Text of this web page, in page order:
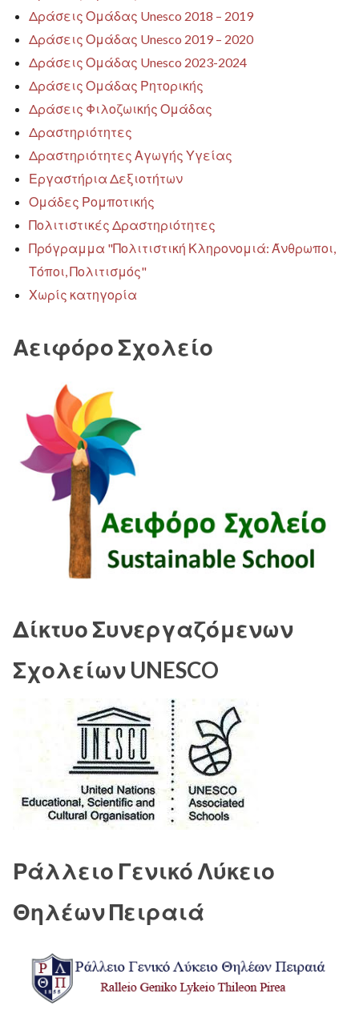
Δράσεις Ομάδας Unesco 2018 – 2019
Δράσεις Ομάδας Unesco 2019 – 2020
Δράσεις Ομάδας Unesco 2023-2024
Δράσεις Ομάδας Ρητορικής
Δράσεις Φιλοζωικής Ομάδας
Δραστηριότητες
Δραστηριότητες Αγωγής Υγείας
Εργαστήρια Δεξιοτήτων
Ομάδες Ρομποτικής
Πολιτιστικές Δραστηριότητες
Πρόγραμμα "Πολιτιστική Κληρονομιά: Άνθρωποι,
Τόποι, Πολιτισμός"
Χωρίς κατηγορία
Αειφόρο Σχολείο
Δίκτυο Συνεργαζόμενων
Σχολείων UNESCO
Ράλλειο Γενικό Λύκειο
Θηλέων Πειραιά